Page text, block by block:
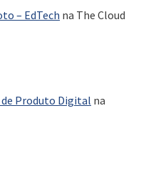
– EdTech na The Cloud
Produto Digital na